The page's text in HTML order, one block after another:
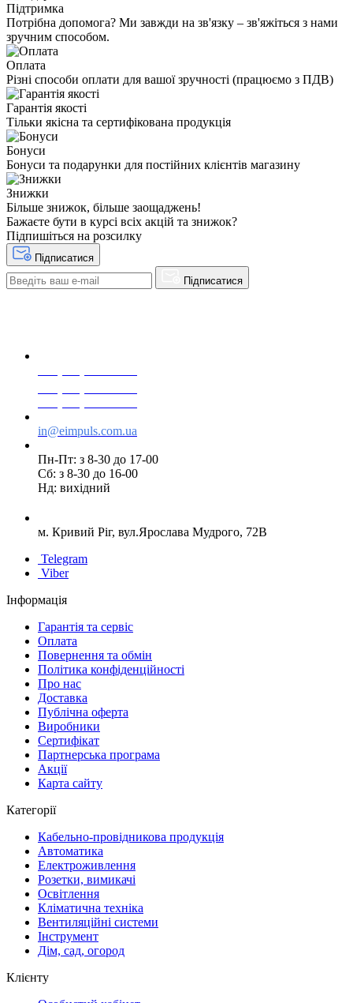
Підтримка
Потрібна допомога? Ми завжди на зв'язку – зв'яжіться з нами
зручним способом.
Оплата
Різні способи оплати для вашої зручності (працюємо з ПДВ)
Гарантія якості
Тільки якісна та сертифікована продукція
Бонуси
Бонуси та подарунки для постійних клієнтів магазину
Знижки
Більше знижок, більше заощаджень!
Бажаєте бути в курсі всіх акцій та знижок?
Підпишіться на розсилку
Підписатися
Підписатися
in@eimpuls.com.ua
Пн-Пт: з 8-30 до 17-00
Сб: з 8-30 до 16-00
Нд: вихідний
м. Кривий Ріг, вул.Ярослава Мудрого, 72В
Telegram
Viber
Інформація
Гарантія та сервіс
Оплата
Повернення та обмін
Політика конфіденційності
Про нас
Доставка
Публічна оферта
Виробники
Сертифікат
Партнерська програма
Акції
Карта сайту
Категорії
Кабельно-провідникова продукція
Автоматика
Електроживлення
Розетки, вимикачі
Освітлення
Кліматична техніка
Вентиляційні системи
Інструмент
Дім, сад, огород
Клієнту